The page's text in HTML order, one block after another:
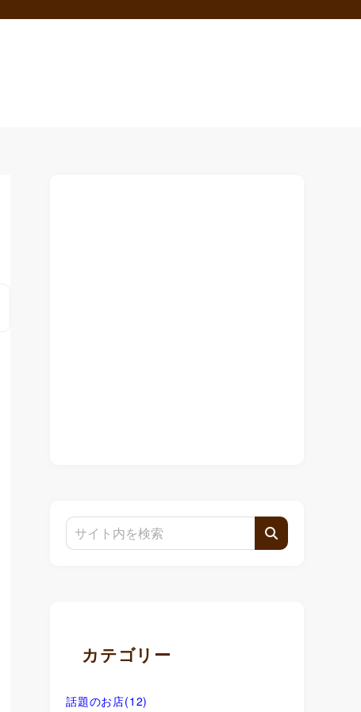
カテゴリー
話題のお店(12)